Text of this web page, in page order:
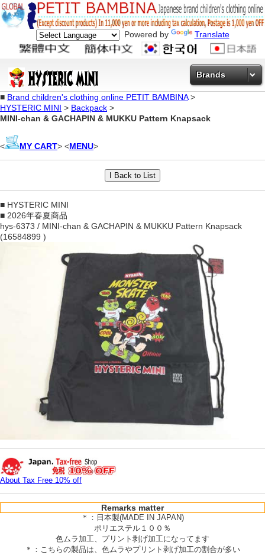
Powered by Translate
Brands
■ Brand children's clothing online PETIT BAMBINA>
HYSTERIC MINI > Backpack >
MINI-chan & GACHAPIN & MUKKU Pattern Knapsack
< MY CART> <MENU>
■ HYSTERIC MINI
■ 2026年春夏商品
hys-6373 / MINI-chan & GACHAPIN & MUKKU Pattern Knapsack
(16584899 )
About Tax Free 10% off
Remarks matter
＊：日本製(MADE IN JAPAN)
ポリエステル１００％
色ムラ加工、プリント剥げ加工になってます
＊：こちらの製品は、色ムラやプリント剥げ加工の割合が多い